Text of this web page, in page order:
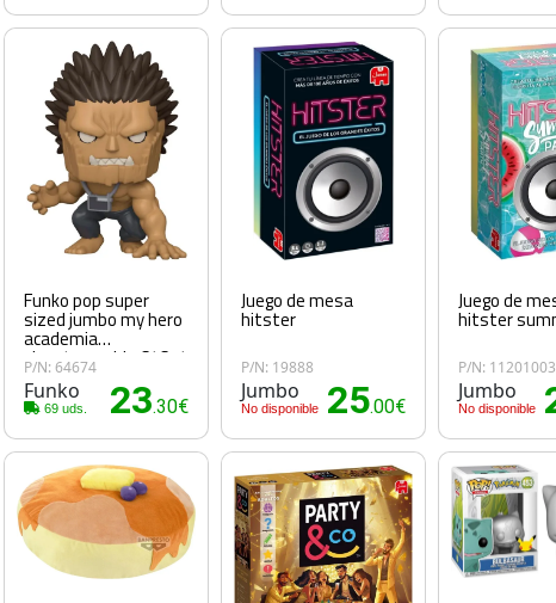
Funko pop super
sized jumbo my hero
academia
gigantomachia 64674
P/N: 64674
Funko
69 uds. 23.30€
Juego de mesa
hitster
P/N: 19888
Jumbo
No disponible 25.00€
Juego de
hitster
P/N:
Jumbo
No disponible